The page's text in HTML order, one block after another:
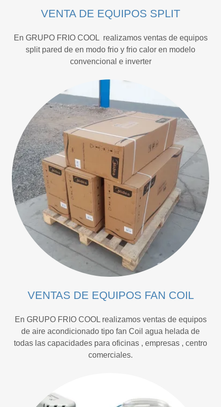
VENTA DE EQUIPOS SPLIT
En GRUPO FRIO COOL realizamos ventas de equipos
split pared de en modo frio y frio calor en modelo
convencional e inverter
VENTAS DE EQUIPOS FAN COIL
En GRUPO FRIO COOL realizamos ventas de equipos
de aire acondicionado tipo fan Coil agua helada de
todas las capacidades para oficinas , empresas , centro
comerciales.